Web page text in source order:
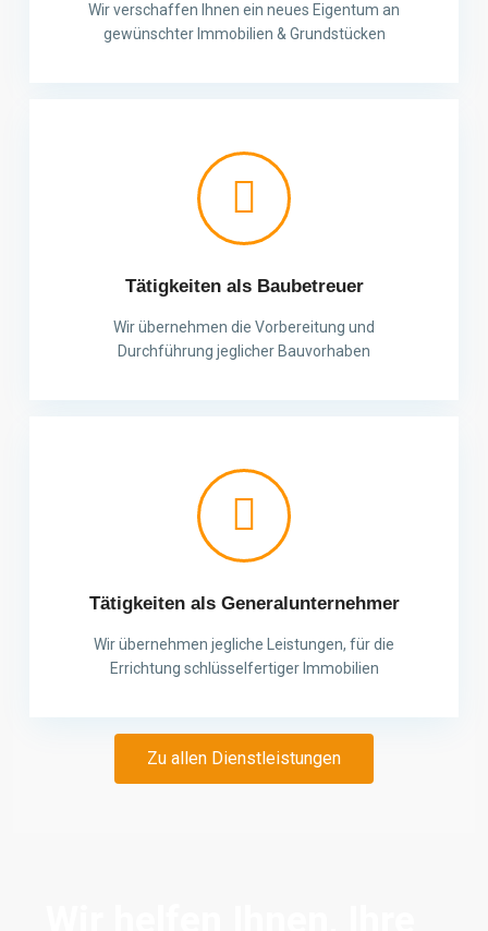
Wir verschaffen Ihnen ein neues Eigentum an
gewünschter Immobilien & Grundstücken
Tätigkeiten als Baubetreuer
Wir übernehmen die Vorbereitung und
Durchführung jeglicher Bauvorhaben
Tätigkeiten als Generalunternehmer
Wir übernehmen jegliche Leistungen, für die
Errichtung schlüsselfertiger Immobilien
Zu allen Dienstleistungen